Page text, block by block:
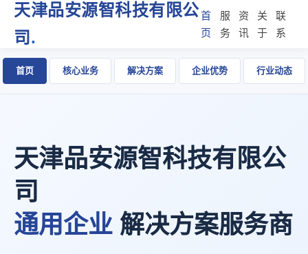
天津品安源智科技有限公
司 .
首
页
服
务
资
讯
关
于
联
系
首页 核心业务 解决方案 企业优势 行业动态
天津品安源智科技有限公
司
通用企业 解决方案服务商